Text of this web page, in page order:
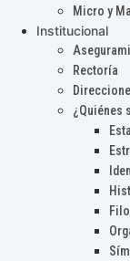
Micro y
Institucional
Rectoría
¿Quiénes